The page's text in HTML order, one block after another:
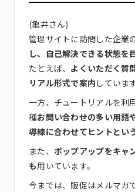
(亀井さん)
管理サイトに訪問した企業
し、自己解決できる状態を
たとえば、 よくいただく質
リアル形式で案内 していま
一方、チュートリアルを利
種お問い合わせの多い用語
導線に合わせてヒントとい
また、 ポップアップをキャ
も用いています。
今までは、販促はメルマガ